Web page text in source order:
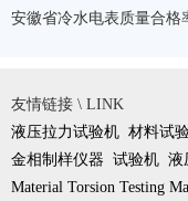
安徽省冷水电表质量合格
友情链接 \ LINK
液压拉力试验机 材料试
金相制样仪器 试验机 液
Material Torsion Testing